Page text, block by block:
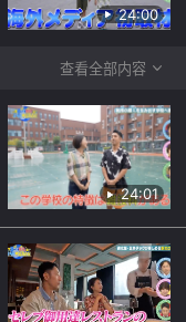
24:00
查看全部内容
24:01